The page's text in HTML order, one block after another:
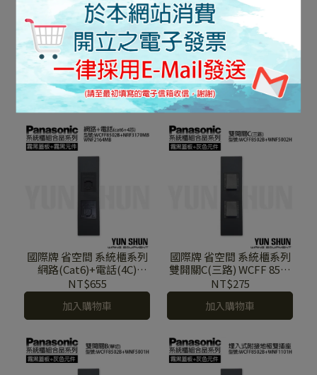
國際牌 省空間 系統櫃系列
附接地極雙插座 WCFF
8502 B+WNF 1101 MB (霧
黑色蓋板+霧黑色元件)含
安裝框架
NT$375
加入購物車
國際牌 省空間 系統櫃系列
有燈 開關C(三路)+接地插
座 WCFF 8502 B+WNSF
5052 B+WNF 1101 MB (霧
黑色蓋板+霧黑色元件)含
安裝框架
NT$1,015
加入購物車
國際牌 省空間 系統櫃系列
網路(Cat6)+電話(4C)
WCFF 8502 B+NRF 3170
MB+WNF 2164 MB (霧黑
色蓋板+霧黑色元件)
NT$655
加入購物車
國際牌 省空間 系統櫃系列
雙開關C(三路) WCFF 8502
B+WNF 5002 H (霧黑色蓋
板+灰色元件)
NT$275
加入購物車